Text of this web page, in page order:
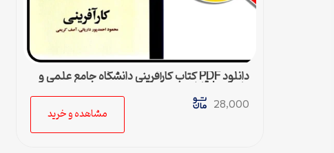
دانلود PDF کتاب كارآفرينی دانشگاه جامع علمی و
كاربردی | قابل جستجو در متن
28,000
مشاهده و خرید